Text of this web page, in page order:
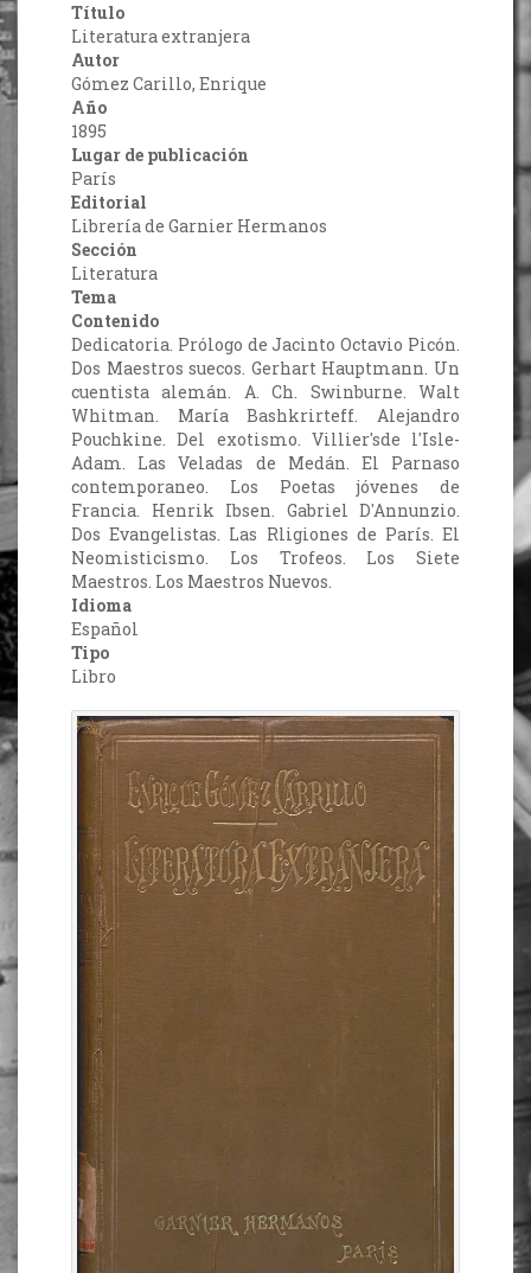
Título
Literatura extranjera
Autor
Gómez Carillo, Enrique
Año
1895
Lugar de publicación
París
Editorial
Librería de Garnier Hermanos
Sección
Literatura
Tema
Contenido
Dedicatoria. Prólogo de Jacinto Octavio Picón.
Dos Maestros suecos. Gerhart Hauptmann. Un
cuentista alemán. A. Ch. Swinburne. Walt
Whitman. María Bashkrirteff. Alejandro
Pouchkine. Del exotismo. Villier'sde l'Isle-
Adam. Las Veladas de Medán. El Parnaso
contemporaneo. Los Poetas jóvenes de
Francia. Henrik Ibsen. Gabriel D'Annunzio.
Dos Evangelistas. Las Rligiones de París. El
Neomisticismo. Los Trofeos. Los Siete
Maestros. Los Maestros Nuevos.
Idioma
Español
Tipo
Libro